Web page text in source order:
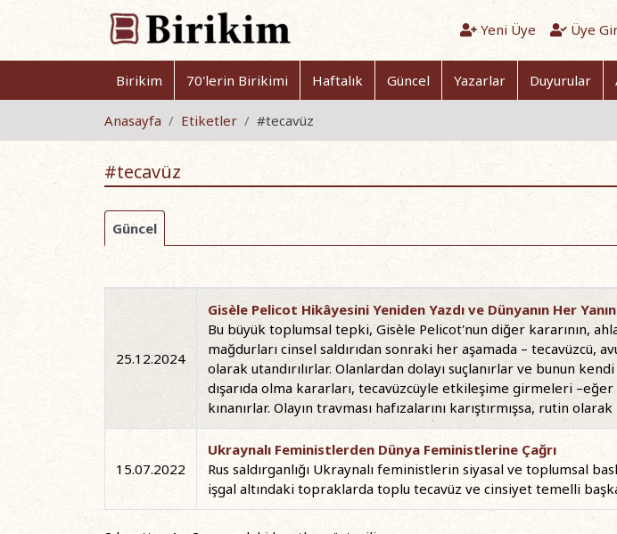
Yeni Üye Üye
Birikim 70'lerin Birikimi Haftalık Güncel Yazarlar Duyurular
Anasayfa Etiketler #tecavüz
#tecavüz
Güncel
25.12.2024
Gisèle Pelicot Hikâyesini Yeniden Yazdı ve Dünyanın Her
Bu büyük toplumsal tepki, Gisèle Pelicot'nun diğer kararının,
mağdurları cinsel saldırıdan sonraki her aşamada – tecavüzcü,
olarak utandırılırlar. Olanlardan dolayı suçlanırlar ve bunun
dışarıda olma kararları, tecavüzcüyle etkileşime girmeleri
kınanırlar. Olayın travması hafızalarını karıştırmışsa, rutin
15.07.2022
Ukraynalı Feministlerden Dünya Feministlerine Çağrı
Rus saldırganlığı Ukraynalı feministlerin siyasal ve toplumsal
işgal altındaki topraklarda toplu tecavüz ve cinsiyet temelli